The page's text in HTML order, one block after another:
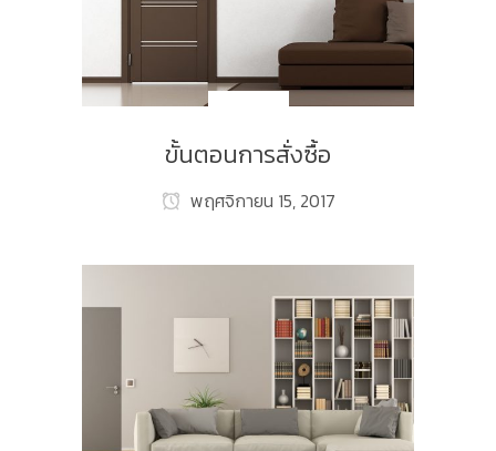
ขั้นตอนการสั่งซื้อ
พฤศจิกายน 15, 2017